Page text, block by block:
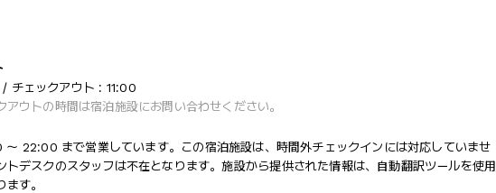
チェックアウト : 11:00
ウトの時間は宿泊施設にお問い合わせください。
22:00 まで営業しています。この宿泊施設は、時間外チェックインには対応していませ
トデスクのスタッフは不在となります。施設から提供された情報は、自動翻訳ツールを使用
す。